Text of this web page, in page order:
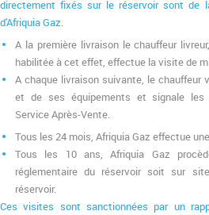
directement fixés sur le réservoir sont de
d'Afriquia Gaz.
A la première livraison le chauffeur
habilitée à cet effet, effectue la visite de
A chaque livraison suivante, le chauffeur
et de ses équipements et signale les
Service Après-Vente.
Tous les 24 mois, Afriquia Gaz effectue
Tous les 10 ans, Afriquia Gaz
réglementaire du réservoir soit sur
réservoir.
Ces visites sont sanctionnées par un